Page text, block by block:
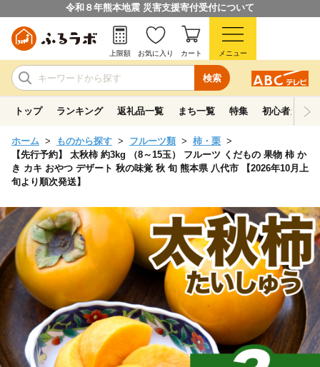
令和８年熊本地震 災害支援寄付受付について
検索
上限額 お気に入り カート メニュー
トップ ランキング 返礼品一覧 まち一覧 特集 初心者ガイド
ホーム ものから探す フルーツ類
柿・栗
【先行予約】 太秋柿 約3kg （8～15玉） フルーツ くだもの 果物 柿 か
き カキ おやつ デザート 秋の味覚 秋 旬 熊本県 八代市 【2026年10月上
旬より順次発送】